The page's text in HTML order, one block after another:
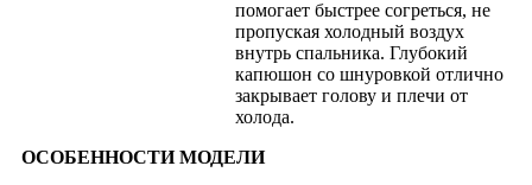
помогает быстрее согреться, не
пропуская холодный воздух
внутрь спальника. Глубокий
капюшон со шнуровкой отлично
закрывает голову и плечи от
холода.
ОСОБЕННОСТИ МОДЕЛИ